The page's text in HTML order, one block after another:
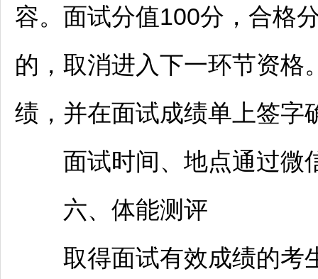
容。面试分值100分，合格
的，取消进入下一环节资格
绩，并在面试成绩单上签字
面试时间、地点通过微
六、体能测评
取得面试有效成绩的考